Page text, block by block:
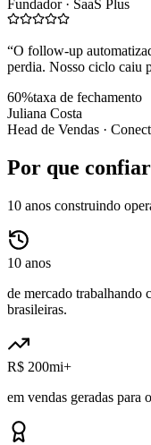
Fundador · SaaS Plus
“O follow-up
perdia. Nosso ciclo caiu
60%taxa de fechamento
Juliana Costa
Head de Vendas ·
Por que
10 anos construindo
10 anos
de mercado trabalhando
brasileiras.
R$ 200mi+
em vendas geradas para